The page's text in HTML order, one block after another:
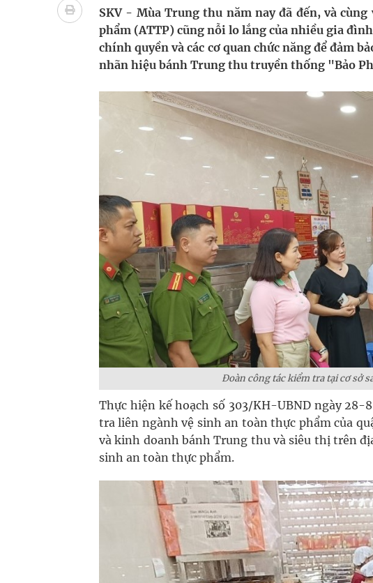
Đề xuất cơ chế thu hút nhân lực, nâng cao chất lượng y tế
Xem TV hàng giờ mỗi ngày có thể khiến não thay đổi theo
Viêm gan B: Đừng để sự chủ quan trả giá bằng sức khoẻ cả
Đắk Lắk: Người lặng thầm gieo những điều tử tế
SKV - Mùa Trung thu năm nay đã đến, và
phẩm (ATTP) cũng nỗi lo lắng của nhiều gia
chính quyền và các cơ quan chức năng để đảm
nhãn hiệu bánh Trung thu truyền thống "Bảo
Đoàn công tác kiểm tra tại cơ sở
Thực hiện kế hoạch số 303/KH-UBND ngày 28-
tra liên ngành vệ sinh an toàn thực phẩm của
và kinh doanh bánh Trung thu và siêu thị trên
sinh an toàn thực phẩm.